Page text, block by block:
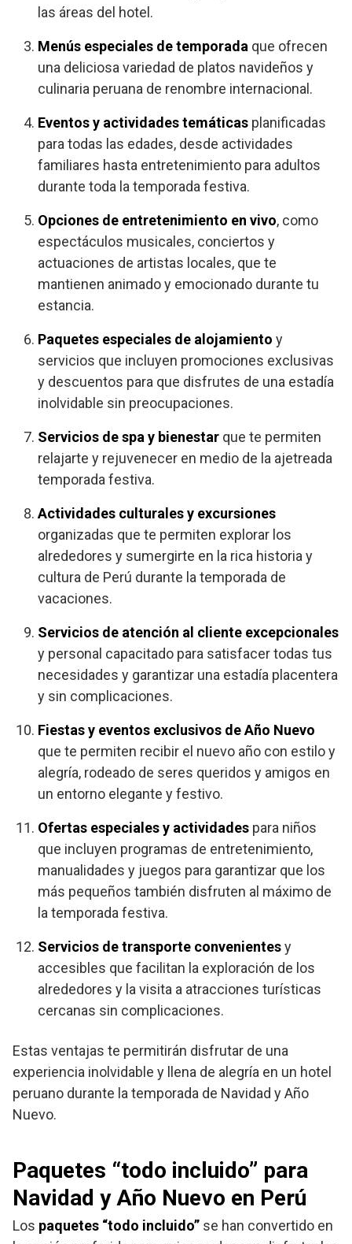
las áreas del hotel.
Menús especiales de temporada que ofrecen
una deliciosa variedad de platos navideños y
culinaria peruana de renombre internacional.
Eventos y actividades temáticas planificadas
para todas las edades, desde actividades
familiares hasta entretenimiento para adultos
durante toda la temporada festiva.
Opciones de entretenimiento en vivo, como
espectáculos musicales, conciertos y
actuaciones de artistas locales, que te
mantienen animado y emocionado durante tu
estancia.
Paquetes especiales de alojamiento y
servicios que incluyen promociones exclusivas
y descuentos para que disfrutes de una estadía
inolvidable sin preocupaciones.
Servicios de spa y bienestar que te permiten
relajarte y rejuvenecer en medio de la ajetreada
temporada festiva.
Actividades culturales y excursiones
organizadas que te permiten explorar los
alrededores y sumergirte en la rica historia y
cultura de Perú durante la temporada de
vacaciones.
Servicios de atención al cliente excepcionales
y personal capacitado para satisfacer todas tus
necesidades y garantizar una estadía placentera
y sin complicaciones.
Fiestas y eventos exclusivos de Año Nuevo
que te permiten recibir el nuevo año con estilo y
alegría, rodeado de seres queridos y amigos en
un entorno elegante y festivo.
Ofertas especiales y actividades para niños
que incluyen programas de entretenimiento,
manualidades y juegos para garantizar que los
más pequeños también disfruten al máximo de
la temporada festiva.
Servicios de transporte convenientesy
accesibles que facilitan la exploración de los
alrededores y la visita a atracciones turísticas
cercanas sin complicaciones.
Estas ventajas te permitirán disfrutar de una
experiencia inolvidable y llena de alegría en un hotel
peruano durante la temporada de Navidad y Año
Nuevo.
Paquetes “todo incluido” para
Navidad y Año Nuevo en Perú
Los paquetes “todo incluido” se han convertido en